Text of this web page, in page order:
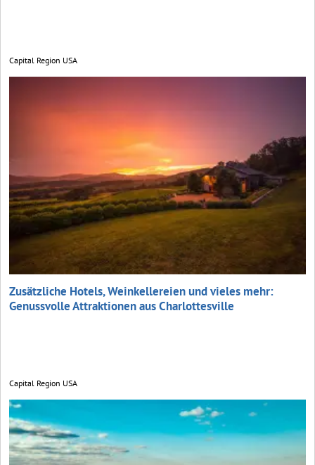
Capital Region USA
Zusätzliche Hotels, Weinkellereien und vieles mehr:
Genussvolle Attraktionen aus Charlottesville
Capital Region USA